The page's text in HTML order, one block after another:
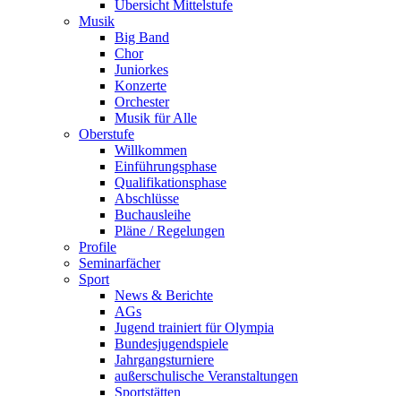
Übersicht Mittelstufe
Musik
Big Band
Chor
Juniorkes
Konzerte
Orchester
Musik für Alle
Oberstufe
Willkommen
Einführungsphase
Qualifikationsphase
Abschlüsse
Buchausleihe
Pläne / Regelungen
Profile
Seminarfächer
Sport
News & Berichte
AGs
Jugend trainiert für Olympia
Bundesjugendspiele
Jahrgangsturniere
außerschulische Veranstaltungen
Sportstätten